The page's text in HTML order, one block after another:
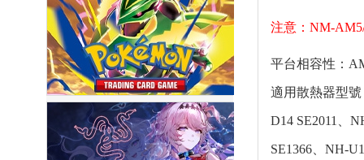
注意：NM-
平台相容性：
適用散熱器型號
D14 SE2011、
SE1366、NH-